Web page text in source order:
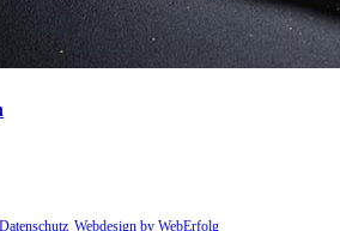
Datenschutz Webdesign by WebErfolg